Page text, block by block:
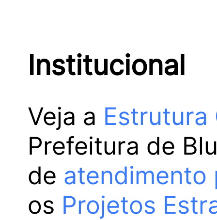
Institucional
Veja a Estrutura
Prefeitura de
de atendimento
os Projetos